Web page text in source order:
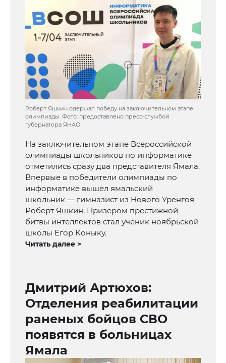
Роберт Яшкин одержал победу на заключительном этапе
олимпиады. Фото: предоставлено пресс-службой
губернатора ЯНАО
На заключительном этапе Всероссийской
олимпиады школьников по информатике
отметились сразу два представителя Ямала.
Впервые в победители олимпиады по
информатике вышел ямальский
школьник — гимназист из Нового Уренгоя
Роберт Яшкин. Призером престижной
битвы интеллектов стал ученик ноябрьской
школы Егор Коныку.
Читать далее >
Дмитрий Артюхов:
Отделения реабилитации
раненых бойцов СВО
появятся в больницах
Ямала